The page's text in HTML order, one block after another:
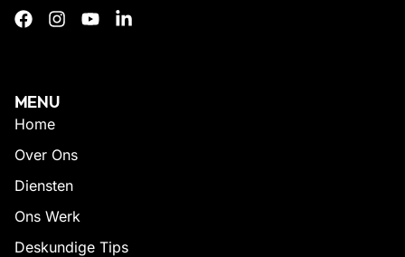
MENU
Home
Over Ons
Diensten
Ons Werk
Deskundige Tips